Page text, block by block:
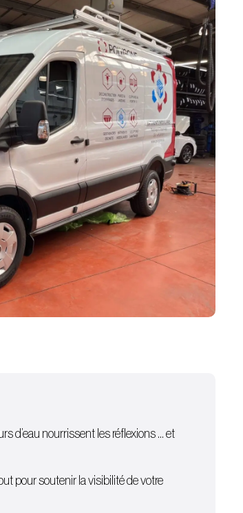
d’eau nourrissent les réflexions … et
pour soutenir la visibilité de votre